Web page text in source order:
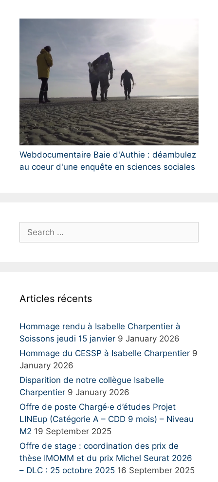
Webdocumentaire Baie d'Authie : déambulez
au coeur d'une enquête en sciences sociales
e
f
r
:
Articles récents
Hommage rendu à Isabelle Charpentier à
Soissons jeudi 15 janvier 9 January 2026
Hommage du CESSP à Isabelle Charpentier 9
January 2026
Disparition de notre collègue Isabelle
Charpentier 9 January 2026
Offre de poste Chargé·e d’études Projet
LINEup (Catégorie A – CDD 9 mois) – Niveau
M2 19 September 2025
Offre de stage : coordination des prix de
thèse IMOMM et du prix Michel Seurat 2026
– DLC : 25 octobre 2025 16 September 2025